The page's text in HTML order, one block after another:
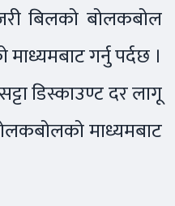
बिलको बोलकबोल
गर्नु पर्दछ ।
डिस्काउण्ट दर लागू
माध्यमबाट